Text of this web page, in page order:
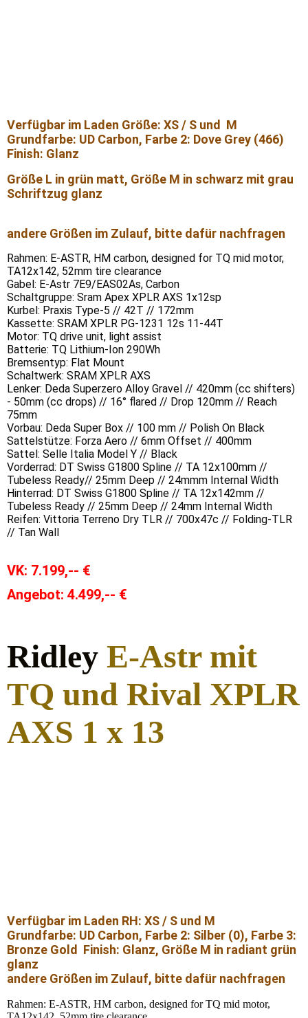
Verfügbar im Laden Größe: XS / S und M
Grundfarbe: UD Carbon, Farbe 2: Dove Grey (466)
Finish: Glanz
Größe L in grün matt, Größe M in schwarz mit grau
Schriftzug glanz
andere Größen im Zulauf, bitte dafür nachfragen
Rahmen: E-ASTR, HM carbon, designed for TQ mid motor,
TA12x142, 52mm tire clearance
Gabel: E-Astr 7E9/EAS02As, Carbon
Schaltgruppe: Sram Apex XPLR AXS 1x12sp
Kurbel: Praxis Type-5 // 42T // 172mm
Kassette: SRAM XPLR PG-1231 12s 11-44T
Motor: TQ drive unit, light assist
Batterie: TQ Lithium-Ion 290Wh
Bremsentyp: Flat Mount
Schaltwerk: SRAM XPLR AXS
Lenker: Deda Superzero Alloy Gravel // 420mm (cc shifters)
- 50mm (cc drops) // 16° flared // Drop 120mm // Reach
75mm
Vorbau: Deda Super Box // 100 mm // Polish On Black
Sattelstütze: Forza Aero // 6mm Offset // 400mm
Sattel: Selle Italia Model Y // Black
Vorderrad: DT Swiss G1800 Spline // TA 12x100mm //
Tubeless Ready// 25mm Deep // 24mmm Internal Width
Hinterrad: DT Swiss G1800 Spline // TA 12x142mm //
Tubeless Ready // 25mm Deep // 24mm Internal Width
Reifen: Vittoria Terreno Dry TLR // 700x47c // Folding-TLR
// Tan Wall
VK: 7.199,-- €
Angebot: 4.499,-- €
Ridley E-Astr mit
TQ und Rival XPLR
AXS 1 x 13
Verfügbar im Laden RH: XS / S und M
Grundfarbe: UD Carbon, Farbe 2: Silber (0), Farbe 3:
Bronze Gold Finish: Glanz, Größe M in radiant grün
glanz
andere Größen im Zulauf, bitte dafür nachfragen
Rahmen: E-ASTR, HM carbon, designed for TQ mid motor,